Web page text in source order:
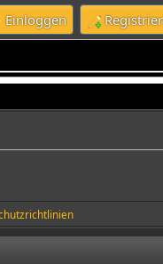
Einloggen